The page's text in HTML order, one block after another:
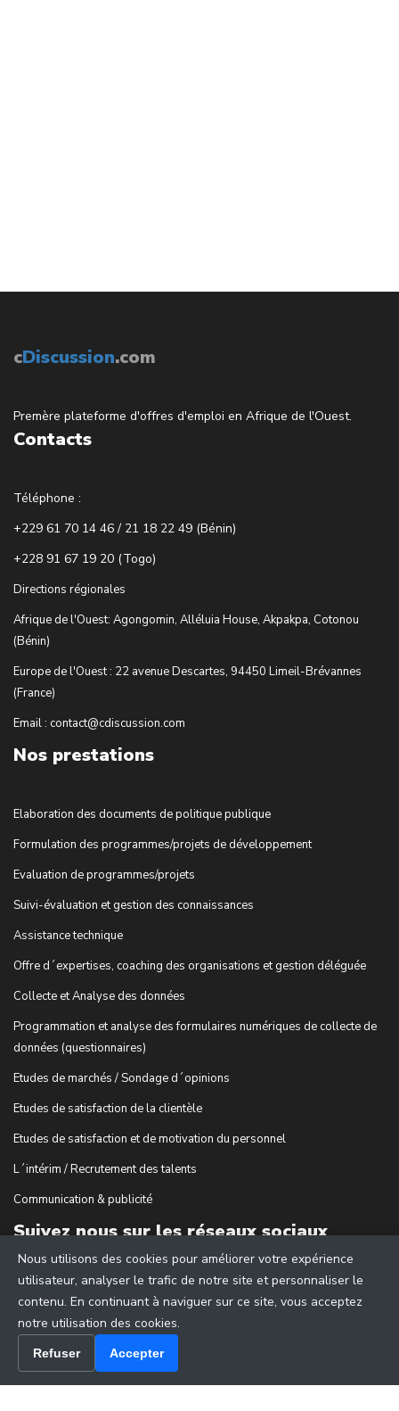
cDiscussion.com
Premère plateforme d'offres d'emploi en Afrique de l'Ouest.
Contacts
Téléphone :
+229 61 70 14 46 / 21 18 22 49 (Bénin)
+228 91 67 19 20 (Togo)
Directions régionales
Afrique de l'Ouest: Agongomin, Alléluia House, Akpakpa, Cotonou
(Bénin)
Europe de l'Ouest : 22 avenue Descartes, 94450 Limeil-Brévannes
(France)
Email : contact@cdiscussion.com
Nos prestations
Elaboration des documents de politique publique
Formulation des programmes/projets de développement
Evaluation de programmes/projets
Suivi-évaluation et gestion des connaissances
Assistance technique
Offre d´expertises, coaching des organisations et gestion déléguée
Collecte et Analyse des données
Programmation et analyse des formulaires numériques de collecte de
données (questionnaires)
Etudes de marchés / Sondage d´opinions
Etudes de satisfaction de la clientèle
Etudes de satisfaction et de motivation du personnel
L´intérim / Recrutement des talents
Communication & publicité
Suivez nous sur les réseaux sociaux
Nous utilisons des cookies pour améliorer votre expérience
utilisateur, analyser le trafic de notre site et personnaliser le
contenu. En continuant à naviguer sur ce site, vous acceptez
notre utilisation des cookies.
Refuser Accepter